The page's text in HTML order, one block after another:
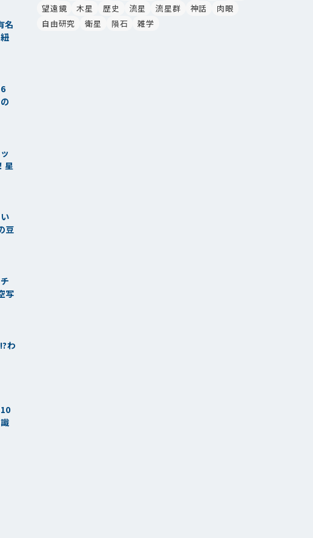
名
星
豆
写
わ
望遠鏡
木星 歴史 流星 流星群 神話
肉眼
自由研究
衛星 隕石 雑学